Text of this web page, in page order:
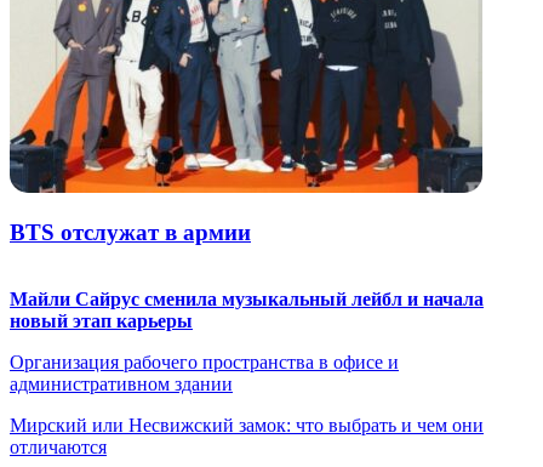
BTS отслужат в армии
Майли Сайрус сменила музыкальный лейбл и начала
новый этап карьеры
Организация рабочего пространства в офисе и
административном здании
Мирский или Несвижский замок: что выбрать и чем они
отличаются